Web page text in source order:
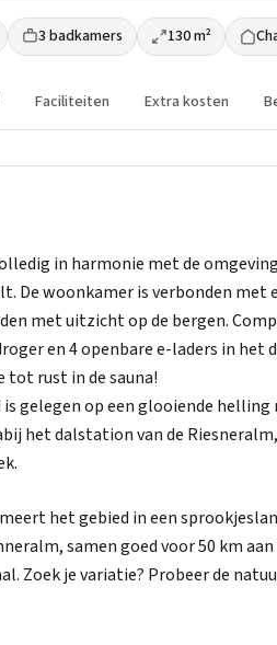
3 badkamers 130 m²
Faciliteiten Extra kosten
in harmonie met de
De woonkamer is verbonden met
met uitzicht op de bergen.
en 4 openbare e-laders in het
tot rust in de sauna!
gelegen op een glooiende
het dalstation van de
het gebied in een
samen goed voor 50 km
Zoek je variatie? Probeer de